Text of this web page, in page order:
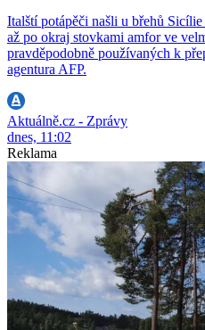
Italští potápěči našli u břehů
až po okraj stovkami amfor ve
pravděpodobně používaných k
agentura AFP.
Aktuálně.cz - Zprávy
dnes, 11:02
Reklama